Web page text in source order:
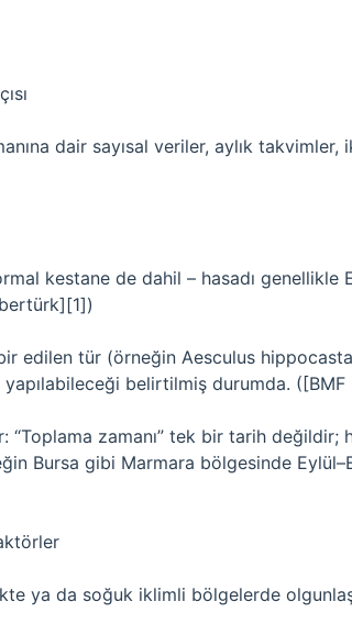
dair sayısal veriler, aylık takvimler,
kestane de dahil – hasadı genellikle
edilen tür (örneğin Aesculus
yapılabileceği belirtilmiş durumda.
“Toplama zamanı” tek bir tarih değildir;
Bursa gibi Marmara bölgesinde
ya da soğuk iklimli bölgelerde